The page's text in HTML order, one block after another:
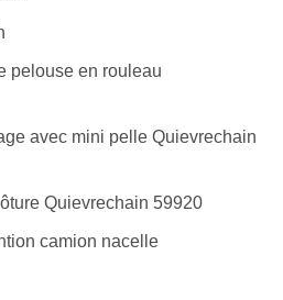
pelouse en rouleau
avec mini pelle Quievrechain
Quievrechain 59920
camion nacelle